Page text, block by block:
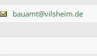
bauamt@vilsheim.de